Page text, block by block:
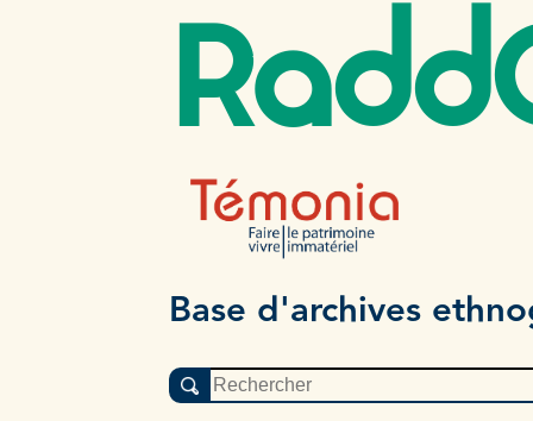
Base d'archives